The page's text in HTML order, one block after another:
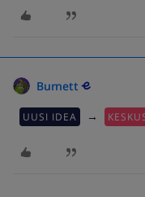
Burnett
UUSI IDEA →